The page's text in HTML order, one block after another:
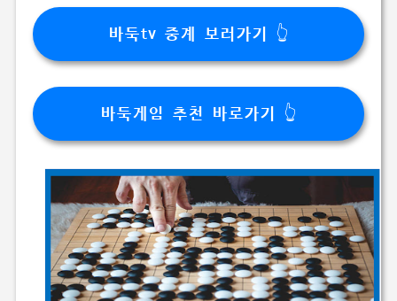
바둑tv 중계 보러가기 👆
바둑게임 추천 바로가기 👆